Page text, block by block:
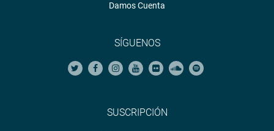
Damos Cuenta
SÍGUENOS
SUSCRIPCIÓN